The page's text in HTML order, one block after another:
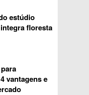
estúdio
floresta
vantagens e